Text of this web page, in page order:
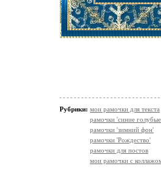
Рубрики: мои рамочки для текста
рамочки 'синие
рамочки 'зимний фон'
рамочки 'Рождество'
рамочки для постов
мои рамочки с